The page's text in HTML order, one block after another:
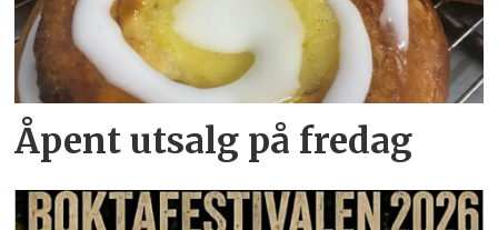
Åpent utsalg på fredag